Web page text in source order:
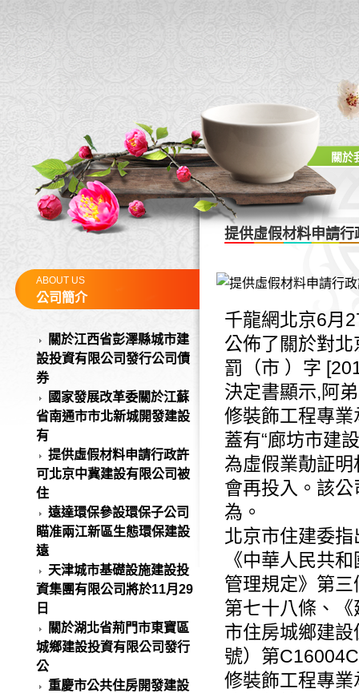
關於
ABOUT US
公司簡介
關於江西省彭澤縣城市建
設投資有限公司發行公司債
券
國家發展改革委關於江蘇
省南通市市北新城開發建設
有
提供虛假材料申請行政許
可北京中冀建設有限公司被
住
遠達環保參設環保子公司
瞄准兩江新區生態環保建設
遠
天津城市基礎設施建設投
資集團有限公司將於11月29
日
關於湖北省荊門市東寶區
城鄉建設投資有限公司發行
公
重慶市公共住房開發建設
提供虛假材料申請
千龍網北京6月
公佈了關於對
罰（市 ）字
決定書顯示,阿
修裝飾工程專
蓋有“廊坊市建
為虛假業勣証明
會再投入 。該
為。
北京市住建委
《中華人民共
管理規定》第
第七十八條、
市住房城鄉建
號）第
修裝飾工程專業